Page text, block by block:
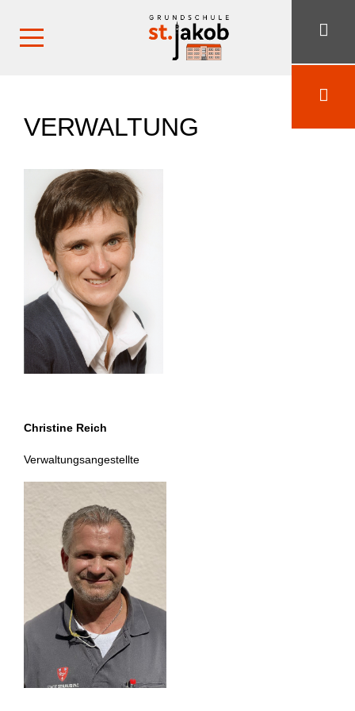
VERWALTUNG
Christine Reich
Verwaltungsangestellte